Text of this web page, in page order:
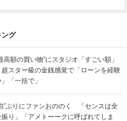
ング
高額の買い物”にスタジオ「すごい額」
ター級の金銭感覚で「ローンを経験
「一括で」
”ぶりにファンおののく 「センスは全
り」「アメトーークに呼ばれてしま